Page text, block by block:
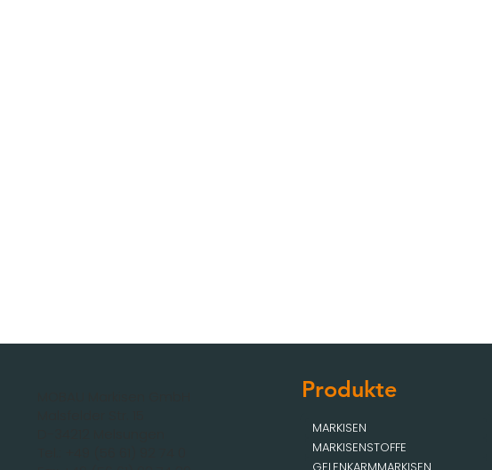
Produkte
MARKISEN
MARKISENSTOFFE